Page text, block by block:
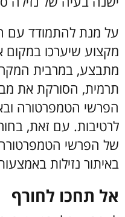
על מנת להתמודד עם
מקצוע שיערכו במקום
מתבצע, במרבית
תרמית, הסורקת את
הפרשי הטמפרטורה
לרטיבות. עם זאת,
של הפרשי הטמפרטורה
באיתור נזילות
אל תחכו לחורף